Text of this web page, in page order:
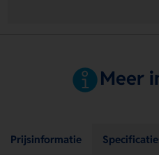
Meer
Prijsinformatie